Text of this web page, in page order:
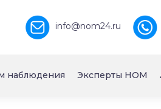
info@nom24.ru
наблюдения Эксперты НОМ